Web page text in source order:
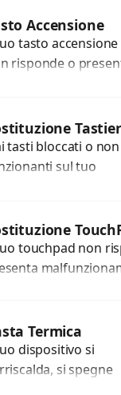
con interventi
e componenti...
Accensione
tasto accensione
risponde o
o
componenti
tasti bloccati o non
sul tuo
tastiera con
qualità...
Preventivo
touchpad non
ricambi di
Termica
dispositivo si
si spegne